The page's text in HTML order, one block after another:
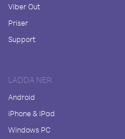
Viber Out
Priser
Support
LADDA NER
Android
iPhone & iPad
Windows PC